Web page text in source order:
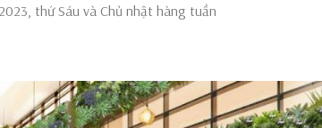
thứ Sáu và Chủ nhật hàng tuần